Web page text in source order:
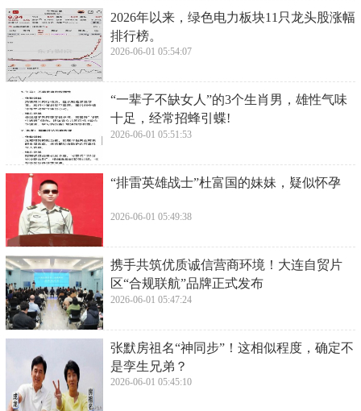
​2026年以来，绿色电力板块11只龙头股涨幅
排行榜。
2026-06-01 05:54:07
​“一辈子不缺女人”的3个生肖男，雄性气味
十足，经常招蜂引蝶!
2026-06-01 05:51:53
​“排雷英雄战士”杜富国的妹妹，疑似怀孕
2026-06-01 05:49:38
​携手共筑优质诚信营商环境！大连自贸片
区“合规联航”品牌正式发布
2026-06-01 05:47:24
​张默房祖名“神同步”！这相似程度，确定不
是孪生兄弟？
2026-06-01 05:45:10